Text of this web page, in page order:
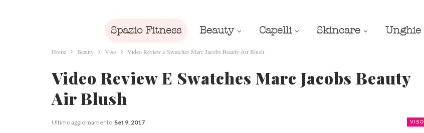
Spazio Fitness Beauty Capelli Skincare Unghie
Home Beauty Viso Video Review e Swatches Marc Jacobs Beauty Air Blush
Video Review E Swatches Marc Jacobs Beauty
Air Blush
VISO
Ultimo aggiornamento Set 9, 2017